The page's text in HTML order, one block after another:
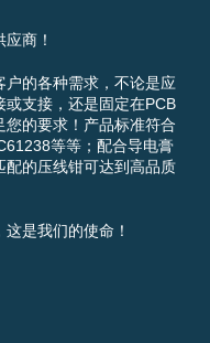
商！
的各种需求，不论是应
或支接，还是固定在PCB
的要求！产品标准符合
等等；配合导电膏
的压线钳可达到高品质
是我们的使命！